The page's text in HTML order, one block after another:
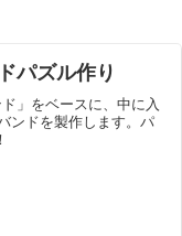
パズル作り
」をベースに、中に入
ンドを製作します。パ